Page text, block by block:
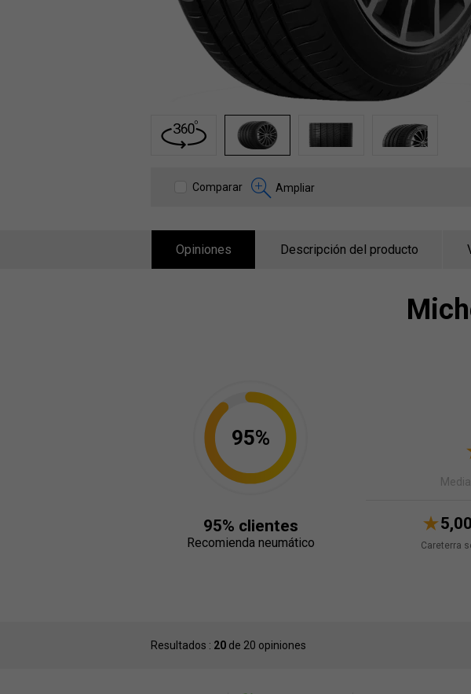
Comparar Ampliar
Opiniones Descripción del producto
5,00
Careterra
95%
95% clientes
Recomienda neumático
Resultados : 20 de 20 opiniones